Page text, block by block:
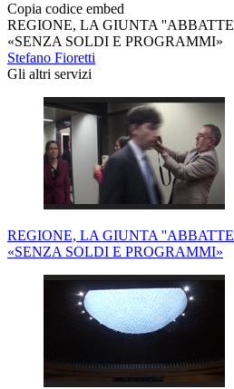
Copia codice embed
REGIONE, LA GIUNTA
«SENZA SOLDI E PROGRAMMI»
Stefano Fioretti
Gli altri servizi
REGIONE, LA GIUNTA
«SENZA SOLDI E PROGRAMMI»